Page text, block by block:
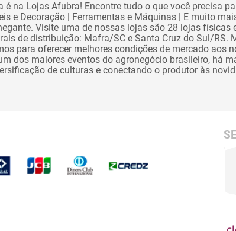
é na Lojas Afubra! Encontre tudo o que você precisa
e Decoração | Ferramentas e Máquinas | E muito
Visite uma de nossas lojas são 28 lojas físicas
de distribuição: Mafra/SC e Santa Cruz do Sul/
para oferecer melhores condições de mercado aos
dos maiores eventos do agronegócio brasileiro, há
de culturas e conectando o produtor às